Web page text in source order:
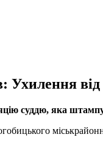
від
суддю, яка